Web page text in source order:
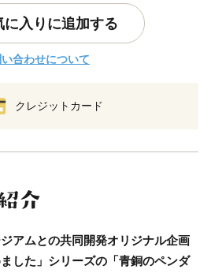
に入りに追加する
合わせについて
クレジットカード
アムとの共同開発オリジナル企画
した」シリーズの「青銅のペンダ